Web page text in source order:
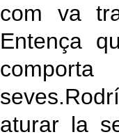
com va
Entença
aturar la